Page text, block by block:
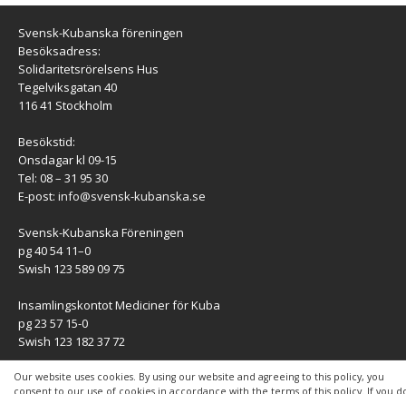
Our website uses cookies. By using our website and agreeing to this policy, you
consent to our use of cookies in accordance with the terms of this policy. If you
Svensk-Kubanska föreningen
Besöksadress:
Solidaritetsrörelsens Hus
Tegelviksgatan 40
116 41 Stockholm
Besökstid:
Onsdagar kl 09-15
Tel: 08 – 31 95 30
E-post: info@svensk-kubanska.se
Svensk-Kubanska Föreningen
pg 40 54 11–0
Swish 123 589 09 75
Insamlingskontot Mediciner för Kuba
pg 23 57 15-0
Swish 123 182 37 72
KONTAKT